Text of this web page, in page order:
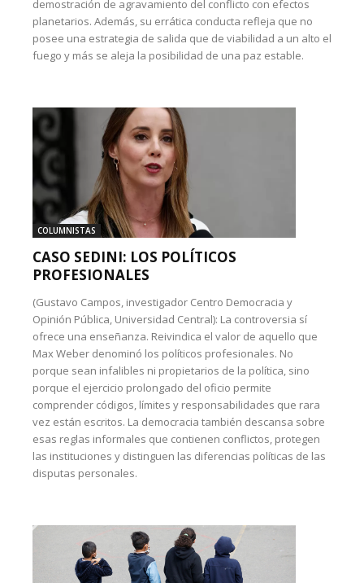
demostración de agravamiento del conflicto con efectos
planetarios. Además, su errática conducta refleja que no
posee una estrategia de salida que de viabilidad a un alto el
fuego y más se aleja la posibilidad de una paz estable.
COLUMNISTAS
CASO SEDINI: LOS POLÍTICOS
PROFESIONALES
(Gustavo Campos, investigador Centro Democracia y
Opinión Pública, Universidad Central): La controversia sí
ofrece una enseñanza. Reivindica el valor de aquello que
Max Weber denominó los políticos profesionales. No
porque sean infalibles ni propietarios de la política, sino
porque el ejercicio prolongado del oficio permite
comprender códigos, límites y responsabilidades que rara
vez están escritos. La democracia también descansa sobre
esas reglas informales que contienen conflictos, protegen
las instituciones y distinguen las diferencias políticas de las
disputas personales.